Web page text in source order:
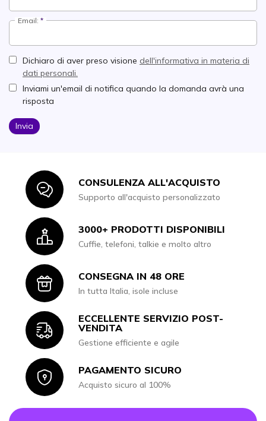
Email:
Dichiaro di aver preso visione dell'informativa in materia di
dati personali.
Inviami un'email di notifica quando la domanda avrà una
risposta
Invia
IconCONSULENZA ALL'ACQUISTO
Supporto all'acquisto personalizzato
Icon3000+ PRODOTTI DISPONIBILI
Cuffie, telefoni, talkie e molto altro
IconCONSEGNA IN 48 ORE
In tutta Italia, isole incluse
Icon
ECCELLENTE SERVIZIO POST-
VENDITA
Gestione efficiente e agile
IconPAGAMENTO SICURO
Acquisto sicuro al 100%